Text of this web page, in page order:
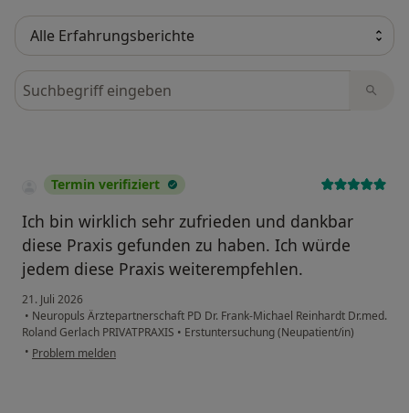
Bewertungen durchsuchen
Termin verifiziert
Ich bin wirklich sehr zufrieden und dankbar
diese Praxis gefunden zu haben. Ich würde
jedem diese Praxis weiterempfehlen.
21. Juli 2026
• Neuropuls Ärztepartnerschaft PD Dr. Frank-Michael Reinhardt Dr.med.
Roland Gerlach PRIVATPRAXIS • Erstuntersuchung (Neupatient/in)
• Problem melden